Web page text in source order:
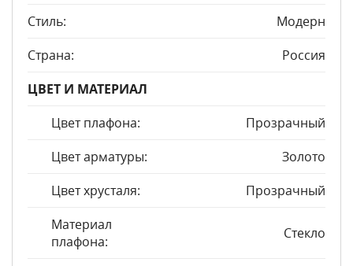
Стиль:
Модерн
Страна:
Россия
ЦВЕТ И МАТЕРИАЛ
Цвет плафона:
Прозрачный
Цвет арматуры:
Золото
Цвет хрусталя:
Прозрачный
Материал
плафона:
Стекло